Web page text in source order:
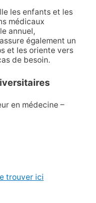
les enfants et les
médicaux
annuel,
également un
et les oriente vers
de besoin.
en médecine –
trouver ici